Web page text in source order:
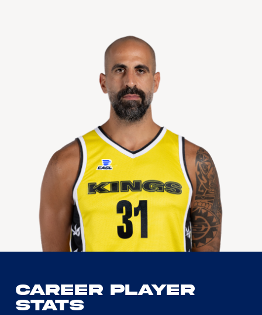
Career Player
Stats